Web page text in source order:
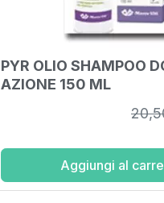
PYR OLIO SHAMPOO
AZIONE 150 ML
Aggiungi al